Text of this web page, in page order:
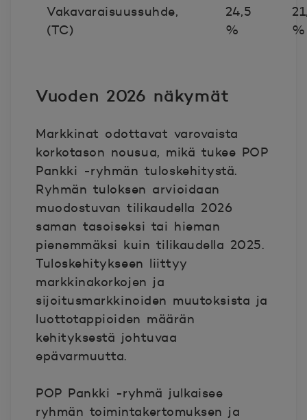
Vakavaraisuussuhde,
(TC)
24,5
%
Vuoden 2026 näkymät
Markkinat odottavat varovaista
korkotason nousua, mikä tukee POP
Pankki -ryhmän tuloskehitystä.
Ryhmän tuloksen arvioidaan
muodostuvan tilikaudella 2026
saman tasoiseksi tai hieman
pienemmäksi kuin tilikaudella 2025.
Tuloskehitykseen liittyy
markkinakorkojen ja
sijoitusmarkkinoiden muutoksista ja
luottotappioiden määrän
kehityksestä johtuvaa
epävarmuutta.
POP Pankki -ryhmä julkaisee
ryhmän toimintakertomuksen ja